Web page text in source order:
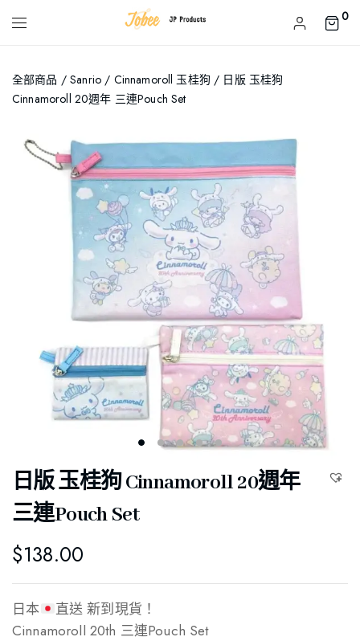
0
全部商品 /Sanrio / Cinnamoroll 玉桂狗 / 日版 玉桂狗
Cinnamoroll 20週年 三連Pouch Set
日版 玉桂狗 Cinnamoroll 20週年
三連Pouch Set
$138.00
日本
直送 新到現貨！
Cinnamoroll 20th 三連Pouch Set